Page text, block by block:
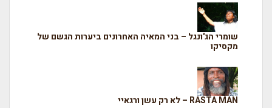
שומרי הג'ונגל – בני המאיה האחרונים ביערות הגשם של
מקסיקו
RASTA MAN – לא רק עשן ורגאיי